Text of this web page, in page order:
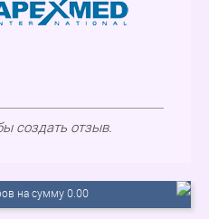
создать отзыв.
на сумму 0.00